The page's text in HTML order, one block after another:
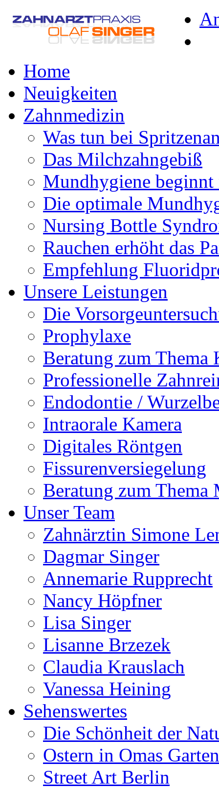
Home
Neuigkeiten
Zahnmedizin
Was tun bei
Das Milchzahngebiß
Mundhygiene beginnt
Die optimale
Nursing Bottle
Rauchen erhöht das
Empfehlung
Unsere Leistungen
Die
Prophylaxe
Beratung zum Thema
Professionelle
Endodontie /
Intraorale Kamera
Digitales Röntgen
Fissurenversiegelung
Beratung zum Thema
Unser Team
Zahnärztin Simone
Dagmar Singer
Annemarie Rupprecht
Nancy Höpfner
Lisa Singer
Lisanne Brzezek
Claudia Krauslach
Vanessa Heining
Sehenswertes
Die Schönheit der
Ostern in Omas Garten
Street Art Berlin